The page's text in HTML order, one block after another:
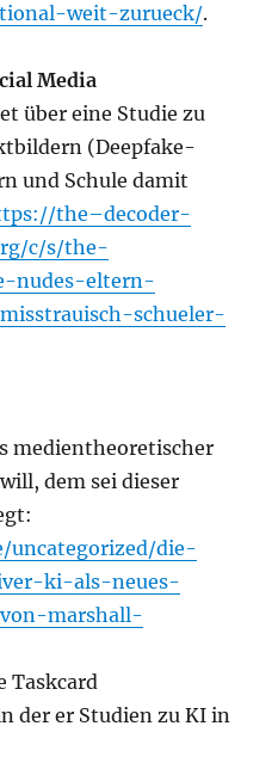
weit-zurueck/.
Media
über eine Studie zu
(Deepfake-
und Schule damit
the–decoder-
c/s/the-
nudes-eltern-
schueler-
medientheoretischer
dem sei dieser
die-
ki-als-neues-
marshall-
Taskcard
der er Studien zu KI in